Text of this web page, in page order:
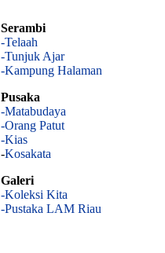
Serambi
-Telaah
-Tunjuk Ajar
-Kampung Halaman
Pusaka
-Matabudaya
-Orang Patut
-Kias
-Kosakata
Galeri
-Koleksi Kita
-Pustaka LAM Riau